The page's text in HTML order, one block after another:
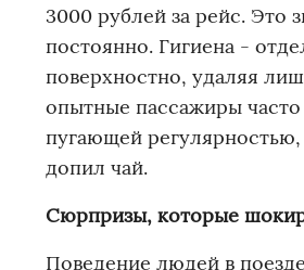
3000 рублей за рейс. Это
постоянно. Гигиена -
поверхностно, удаляя
опытные пассажиры
пугающей
допил чай.
Сюрпризы, которые
Поведение людей в